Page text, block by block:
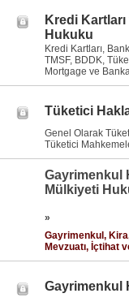
Kredi Kartları
Hukuku
Kredi Kartları,
TMSF, BDDK,
Mortgage ve
Tüketici
Genel Olarak
Tüketici
Gayrimenkul
Mülkiyeti
»
Gayrimenkul,
Mevzuatı, İçtihat
Gayrimenkul